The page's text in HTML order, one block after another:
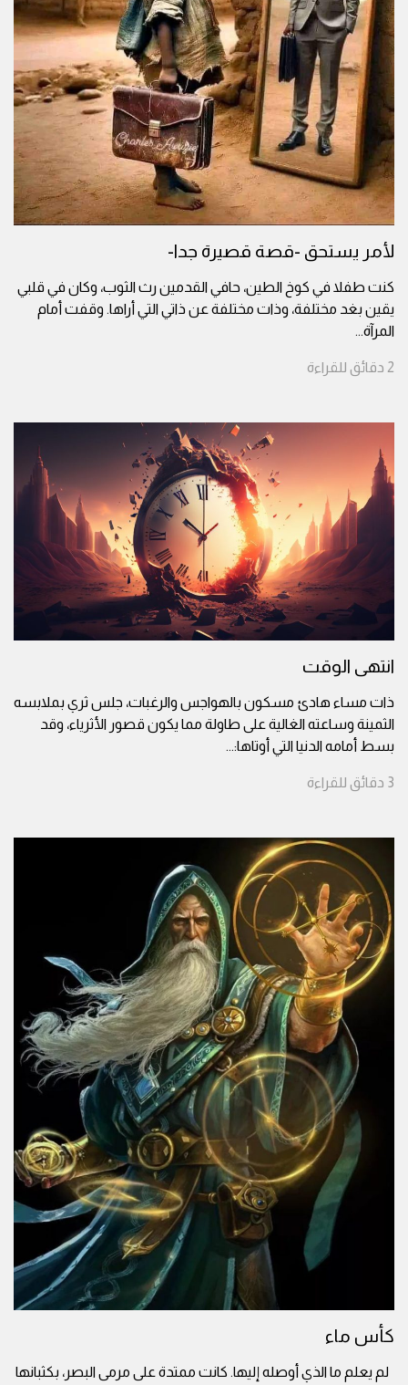
لأمر يستحق -قصة قصيرة جدا-
كنت طفلا في كوخ الطين، حافي القدمين رث الثوب، وكان في قلبي
يقين بغد مختلفة، وذات مختلفة عن ذاتي التي أراها. وقفت أمام
المرآة...
2 دقائق للقراءة
انتهى الوقت
ذات مساء هادئ مسكون بالهواجس والرغبات، جلس ثري بملابسه
الثمينة وساعته الغالية على طاولة مما يكون قصور الأثرياء، وقد
بسط أمامه الدنيا التي أوتاها:...
3 دقائق للقراءة
كأس ماء
لم يعلم ما الذي أوصله إليها. كانت ممتدة على مرمى البصر، بكثبانها